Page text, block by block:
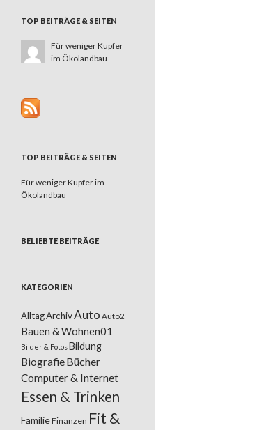
TOP BEITRÄGE & SEITEN
Für weniger Kupfer
im Ökolandbau
TOP BEITRÄGE & SEITEN
Für weniger Kupfer im
Ökolandbau
BELIEBTE BEITRÄGE
KATEGORIEN
AlltagArchivAuto Auto2
Bauen & Wohnen01
Bilder & FotosBildung
BiografieBücher
Computer & Internet
Essen & Trinken
FamilieFinanzen Fit &